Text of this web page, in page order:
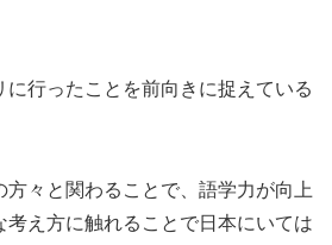
に行ったことを前向きに捉えている
方々と関わることで、語学力が向上
考え方に触れることで日本にいては